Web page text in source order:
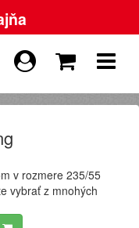
v rozmere 235/55
vybrať z mnohých